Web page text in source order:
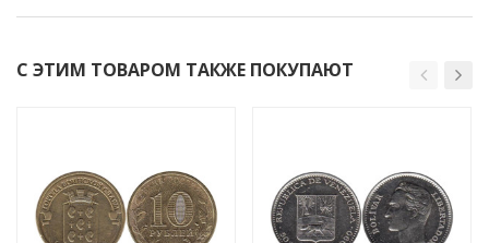
С ЭТИМ ТОВАРОМ ТАКЖЕ ПОКУПАЮТ